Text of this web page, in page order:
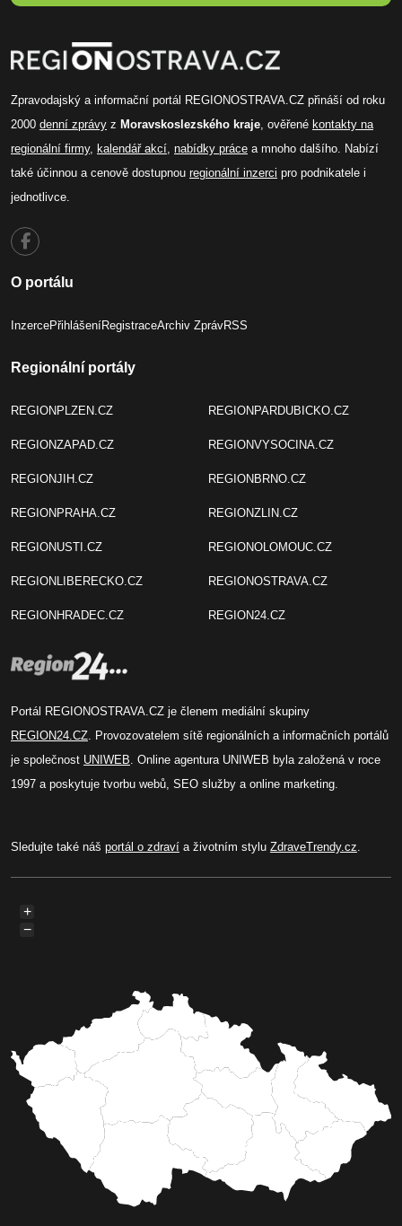
Zpravodajský a informační portál REGIONOSTRAVA.CZ přináší od roku
2000 denní zprávy z Moravskoslezského kraje, ověřené kontakty na
regionální firmy, kalendář akcí, nabídky práce a mnoho dalšího. Nabízí
také účinnou a cenově dostupnou regionální inzerci pro podnikatele i
jednotlivce.
O portálu
InzercePřihlášeníRegistraceArchiv ZprávRSS
Regionální portály
REGIONPLZEN.CZ
REGIONZAPAD.CZ
REGIONJIH.CZ
REGIONPRAHA.CZ
REGIONUSTI.CZ
REGIONLIBERECKO.CZ
REGIONHRADEC.CZ
REGIONPARDUBICKO.CZ
REGIONVYSOCINA.CZ
REGIONBRNO.CZ
REGIONZLIN.CZ
REGIONOLOMOUC.CZ
REGIONOSTRAVA.CZ
REGION24.CZ
Portál REGIONOSTRAVA.CZ je členem mediální skupiny
REGION24.CZ. Provozovatelem sítě regionálních a informačních portálů
je společnost UNIWEB. Online agentura UNIWEB byla založená v roce
1997 a poskytuje tvorbu webů, SEO služby a online marketing.
Sledujte také náš portál o zdraví a životním stylu ZdraveTrendy.cz.
+
−